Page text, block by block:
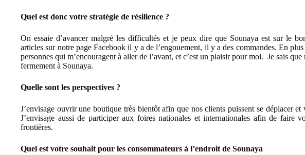
Quel est donc votre stratégie de résilience ?
On essaie d’avancer malgré les difficultés et je peux dire que Sounaya est sur le
articles sur notre page Facebook il y a de l’engouement, il y a des commandes. En
personnes qui m’encouragent à aller de l’avant, et c’est un plaisir pour moi. Je sais
fermement à Sounaya.
Quelle sont les perspectives ?
J’envisage ouvrir une boutique très bientôt afin que nos clients puissent se déplacer
J’envisage aussi de participer aux foires nationales et internationales afin de faire
frontières.
Quel est votre souhait pour les consommateurs à l’endroit de Sounaya